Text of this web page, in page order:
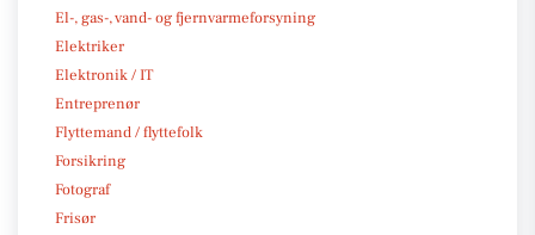
El-, gas-, vand- og fjernvarmeforsyning
Elektriker
Elektronik / IT
Entreprenør
Flyttemand / flyttefolk
Forsikring
Fotograf
Frisør